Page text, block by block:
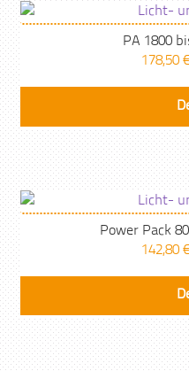
PA 1800
178,50 €
Power Pack
142,80 €